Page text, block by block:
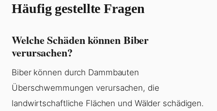
Häufig gestellte Fragen
Welche Schäden können Biber
verursachen?
Biber können durch Dammbauten
Überschwemmungen verursachen, die
landwirtschaftliche Flächen und Wälder schädigen.